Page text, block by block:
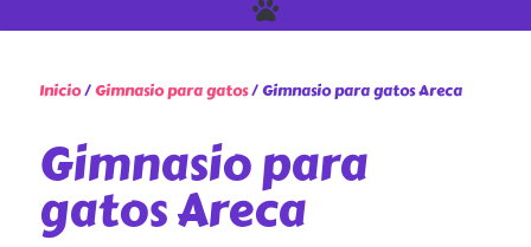
Inicio/Gimnasio para gatos/ Gimnasio para gatos Areca
Gimnasio para
gatos Areca